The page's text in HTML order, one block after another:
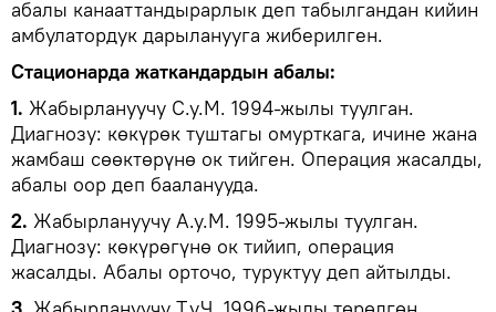
абалы канааттандырарлык деп табылгандан кийин
амбулатордук дарыланууга жиберилген.
Стационарда жаткандардын абалы:
1. Жабырлануучу С.у.М. 1994-жылы туулган.
Диагнозу: көкүрөк туштагы омурткага, ичине жана
жамбаш сөөктөрүнө ок тийген. Операция жасалды,
абалы оор деп бааланууда.
2. Жабырлануучу А.у.М. 1995-жылы туулган.
Диагнозу: көкүрөгүнө ок тийип, операция
жасалды. Абалы орточо, туруктуу деп айтылды.